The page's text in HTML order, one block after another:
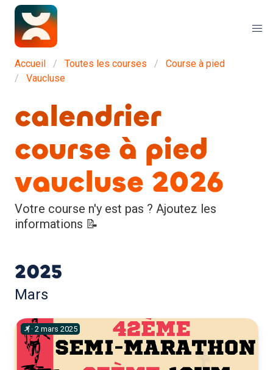
Accueil Toutes les courses
Course à pied
Vaucluse
calendrier
course à pied
vaucluse 2026
Votre course n'y est pas ? Ajoutez les
informations 📝
2025
Mars
· 2 mars 2025